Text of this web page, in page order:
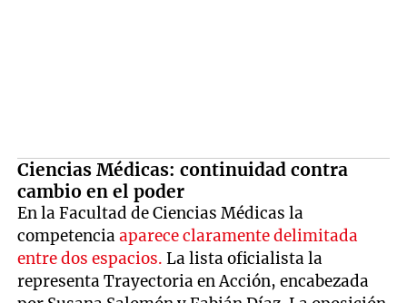
Ciencias Médicas: continuidad contra
cambio en el poder
En la Facultad de Ciencias Médicas la
competencia aparece claramente delimitada
entre dos espacios.La lista oficialista la
representa Trayectoria en Acción, encabezada